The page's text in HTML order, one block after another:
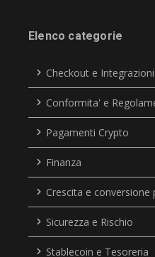
Elenco categorie
Checkout e Integrazioni
Conformita' e
Pagamenti Crypto
Finanza
Crescita e
Sicurezza e Rischio
Stablecoin e Tesoreria